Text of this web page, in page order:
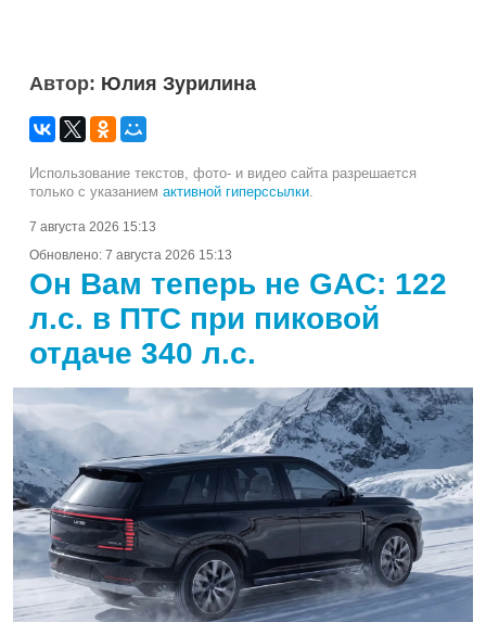
Автор: Юлия Зурилина
Использование текстов, фото- и видео сайта разрешается
только с указанием активной гиперссылки
7 августа 2026 15:13
Обновлено: 7 августа 2026 15:13
Он Вам теперь не GAC: 122
л.с. в ПТС при пиковой
отдаче 340 л.с.